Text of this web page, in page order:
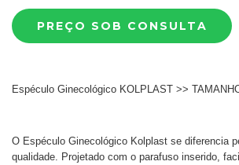
Espéculo Ginecológico KOLPLAST >>
O Espéculo Ginecológico Kolplast se diferencia
qualidade. Projetado com o parafuso inserido,